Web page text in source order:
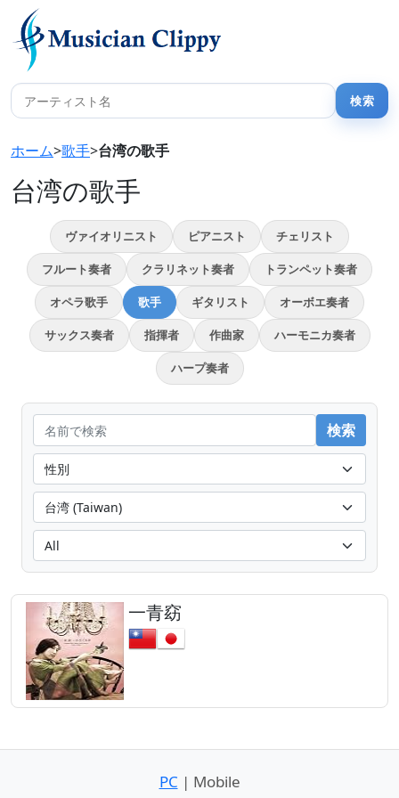
ホーム>歌手>台湾の歌手
台湾の歌手
ヴァイオリニスト ピアニスト チェリスト
フルート奏者 クラリネット奏者 トランペット奏者
オペラ歌手 歌手 ギタリスト オーボエ奏者
サックス奏者 指揮者 作曲家 ハーモニカ奏者
ハープ奏者
一青窈
PC | Mobile